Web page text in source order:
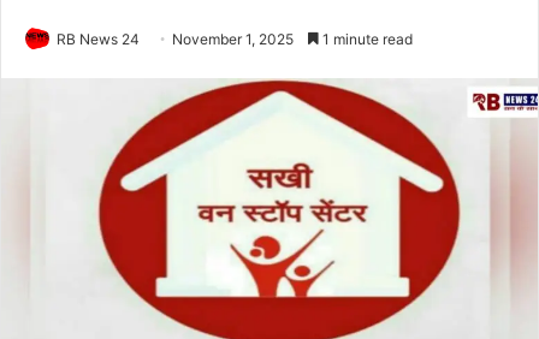
RB News 24 November 1, 2025 1 minute read